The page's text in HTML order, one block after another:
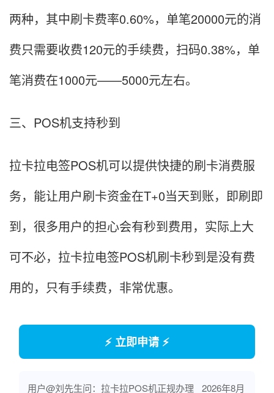
两种，其中刷卡费率0.60%，单笔20000元的消
费只需要收费120元的手续费，扫码0.38%，单
笔消费在1000元——5000元左右。
三、POS机支持秒到
拉卡拉电签POS机可以提供快捷的刷卡消费服
务，能让用户刷卡资金在T+0当天到账，即刷即
到，很多用户的担心会有秒到费用，实际上大
可不必，拉卡拉电签POS机刷卡秒到是没有费
用的，只有手续费，非常优惠。
⚡ 立即申请 ⚡
用户@刘先生问：拉卡拉POS机正规办理 2026年8月